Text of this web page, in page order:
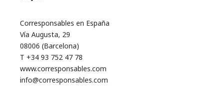
Corresponsables en España
Vía Augusta, 29
08006 (Barcelona)
T +34 93 752 47 78
www.corresponsables.com
info@corresponsables.com